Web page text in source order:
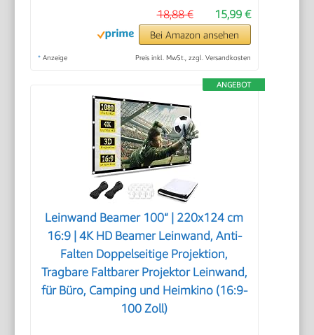
15,99 €
18,88 €
Bei Amazon ansehen
* Anzeige Preis inkl. MwSt., zzgl. Versandkosten
ANGEBOT
Leinwand Beamer 100“ | 220x124 cm
16:9 | 4K HD Beamer Leinwand, Anti-
Falten Doppelseitige Projektion,
Tragbare Faltbarer Projektor Leinwand,
für Büro, Camping und Heimkino (16:9-
100 Zoll)